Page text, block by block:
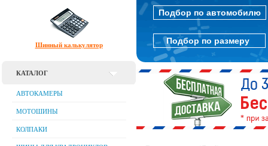
Шинный калькулятор
КАТАЛОГ
АВТОКАМЕРЫ
МОТОШИНЫ
КОЛПАКИ
Подбор по автомобилю
Подбор по размеру